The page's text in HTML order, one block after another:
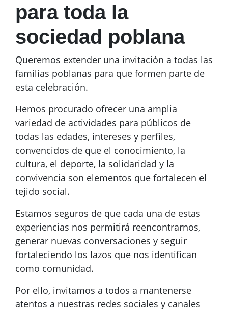
para toda la
sociedad poblana
Queremos extender una invitación a todas las
familias poblanas para que formen parte de
esta celebración.
Hemos procurado ofrecer una amplia
variedad de actividades para públicos de
todas las edades, intereses y perfiles,
convencidos de que el conocimiento, la
cultura, el deporte, la solidaridad y la
convivencia son elementos que fortalecen el
tejido social.
Estamos seguros de que cada una de estas
experiencias nos permitirá reencontrarnos,
generar nuevas conversaciones y seguir
fortaleciendo los lazos que nos identifican
como comunidad.
Por ello, invitamos a todos a mantenerse
atentos a nuestras redes sociales y canales